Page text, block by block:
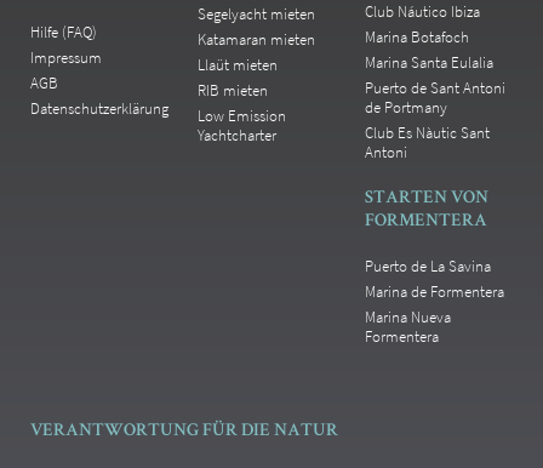
Hilfe (FAQ)
Impressum
AGB
Datenschutzerklärung
Segelyacht mieten
Katamaran mieten
Llaüt mieten
RIB mieten
Low Emission
Yachtcharter
Club Náutico Ibiza
Marina Botafoch
Marina Santa Eulalia
Puerto de Sant Antoni
de Portmany
Club Es Nàutic Sant
Antoni
STARTEN VON
FORMENTERA
Puerto de La Savina
Marina de Formentera
Marina Nueva
Formentera
VERANTWORTUNG FÜR DIE NATUR